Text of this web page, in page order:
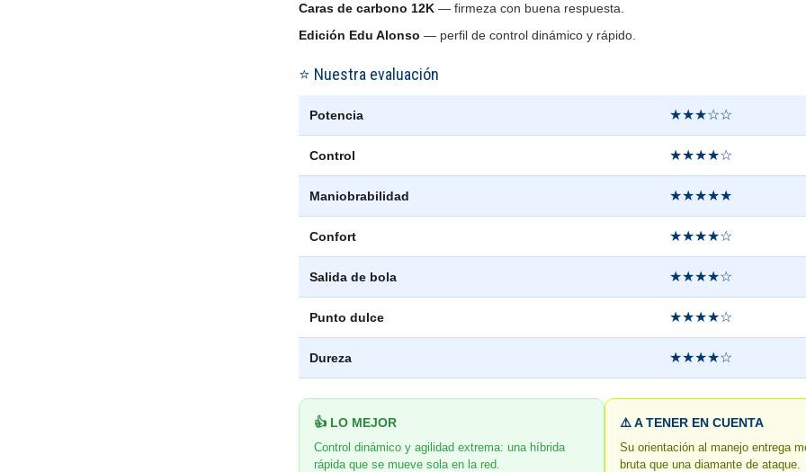
Caras de carbono 12K — firmeza con buena respuesta.
Edición Edu Alonso — perfil de control dinámico y rápido.
⭐ Nuestra evaluación
Potencia ★★★☆☆
Control ★★★★☆
Maniobrabilidad ★★★★★
Confort ★★★★☆
Salida de bola ★★★★☆
Punto dulce ★★★★☆
Dureza ★★★★☆
👍 LO MEJOR
Control dinámico y agilidad extrema: una híbrida
rápida que se mueve sola en la red.
⚠️ A TENER EN CUENTA
Su orientación al manejo entrega
bruta que una diamante de ataque.